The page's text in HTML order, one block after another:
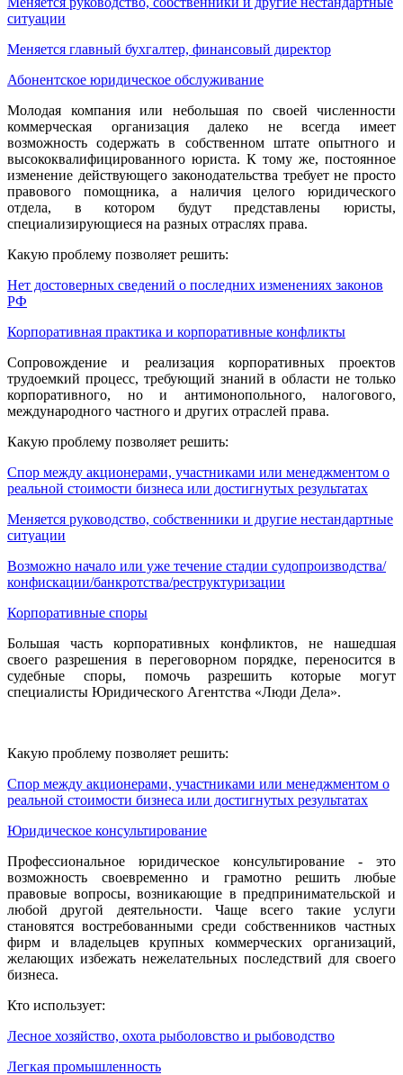
ситуации
Меняется главный бухгалтер, финансовый директор
Абонентское юридическое обслуживание
Молодая компания или небольшая по своей численности
коммерческая организация далеко не всегда имеет
возможность содержать в собственном штате опытного и
высококвалифицированного юриста. К тому же, постоянное
изменение действующего законодательства требует не просто
правового помощника, а наличия целого юридического
отдела, в котором будут представлены юристы,
специализирующиеся на разных отраслях права.
Какую проблему позволяет решить:
Нет достоверных сведений о последних изменениях законов
РФ
Корпоративная практика и корпоративные конфликты
Сопровождение и реализация корпоративных проектов
трудоемкий процесс, требующий знаний в области не только
корпоративного, но и антимонопольного, налогового,
международного частного и других отраслей права.
Какую проблему позволяет решить:
Спор между акционерами, участниками или менеджментом о
реальной стоимости бизнеса или достигнутых результатах
Меняется руководство, собственники и другие нестандартные
ситуации
Возможно начало или уже течение стадии судопроизводства/
конфискации/банкротства/реструктуризации
Корпоративные споры
Большая часть корпоративных конфликтов, не нашедшая
своего разрешения в переговорном порядке, переносится в
судебные споры, помочь разрешить которые могут
специалисты Юридического Агентства «Люди Дела».
Какую проблему позволяет решить:
Спор между акционерами, участниками или менеджментом о
реальной стоимости бизнеса или достигнутых результатах
Юридическое консультирование
Профессиональное юридическое консультирование - это
возможность своевременно и грамотно решить любые
правовые вопросы, возникающие в предпринимательской и
любой другой деятельности. Чаще всего такие услуги
становятся востребованными среди собственников частных
фирм и владельцев крупных коммерческих организаций,
желающих избежать нежелательных последствий для своего
бизнеса.
Кто использует:
Лесное хозяйство, охота рыболовство и рыбоводство
Легкая промышленность